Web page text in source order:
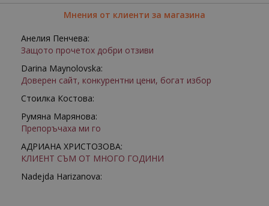
Мнения от клиенти за магазина
Анелия Пенчева:
Защото прочетох добри отзиви
Darina Maynolovska:
Доверен сайт, конкурентни цени, богат избор
Стоилка Костова:
Румяна Марянова:
Препоръчаха ми го
АДРИАНА ХРИСТОЗОВА:
КЛИЕНТ СЪМ ОТ МНОГО ГОДИНИ
Nadejda Harizanova: